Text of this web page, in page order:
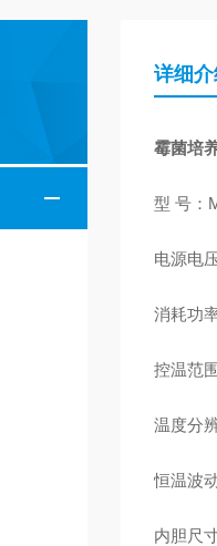
详细
霉菌培
型 号：
电源电
消耗功
控温范
温度分
恒温波
内胆尺